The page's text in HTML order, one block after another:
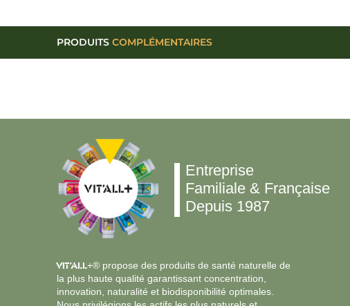
PRODUITS COMPLÉMENTAIRES
Entreprise
Familiale & Française
Depuis 1987
VIT’ALL+® propose des produits de santé naturelle de
la plus haute qualité garantissant concentration,
innovation, naturalité et biodisponibilité optimales.